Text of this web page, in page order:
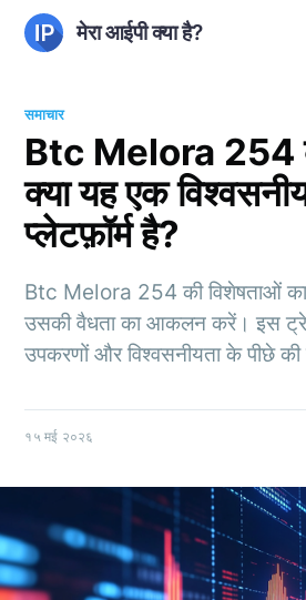
मेरा आईपी क्या है?
समाचार
Btc Melora 254
क्या यह एक
प्लेटफ़ॉर्म है?
Btc Melora 254 की विशेषताओं
उसकी वैधता का आकलन करें। इस
उपकरणों और विश्वसनीयता के पीछे
१५ मई २०२६